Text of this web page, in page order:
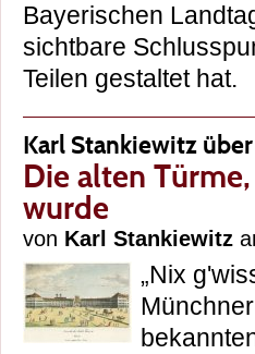
Bayerischen
sichtbare
Teilen gestaltet hat.
Karl Stankiewitz
Die alten
wurde
von Karl Stankiewitz
„Nix